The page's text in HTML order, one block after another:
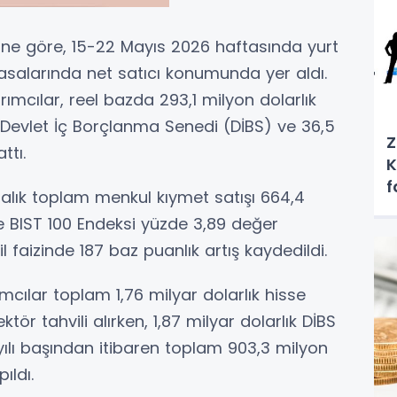
göre, 15-22 Mayıs 2026 haftasında yurt
net satıcı konumunda yer aldı.
reel bazda 293,1 milyon dolarlık
İç Borçlanma Senedi (DİBS) ve 36,5
toplam menkul kıymet satışı 664,4
100 Endeksi yüzde 3,89 değer
187 baz puanlık artış kaydedildi.
toplam 1,76 milyar dolarlık hisse
tahvili alırken, 1,87 milyar dolarlık DİBS
başından itibaren toplam 903,3 milyon